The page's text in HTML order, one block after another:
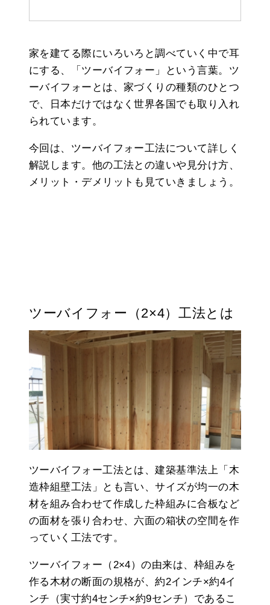
家を建てる際にいろいろと調べていく中で耳
にする、「ツーバイフォー」という言葉。ツ
ーバイフォーとは、家づくりの種類のひとつ
で、日本だけではなく世界各国でも取り入れ
られています。
今回は、ツーバイフォー工法について詳しく
解説します。他の工法との違いや見分け方、
メリット・デメリットも見ていきましょう。
ツーバイフォー（2×4）工法とは
ツーバイフォー工法とは、建築基準法上「木
造枠組壁工法」とも言い、サイズが均一の木
材を組み合わせて作成した枠組みに合板など
の面材を張り合わせ、六面の箱状の空間を作
っていく工法です。
ツーバイフォー（2×4）の由来は、枠組みを
作る木材の断面の規格が、約2インチ×約4イ
ンチ（実寸約4センチ×約9センチ）であるこ